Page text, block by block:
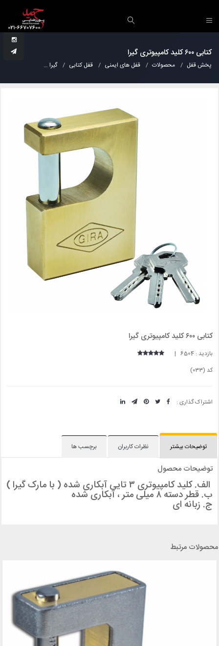
کتابی ۶۰۰ کلید کامپیوتری گیرا
پخش قفل محصولات قفل های ایمنی قفل کتابی گیرا
کتابی ۶۰۰ کلید کامپیوتری گیرا
بازدید : 6504 |
کد (۰۳۳)
اشتراک گذاری :
توضیحات بیشتر نظرات کاربران برچسب ها
توضیحات محصول
الف. کلید کامپیوتری ۳ تایی آبکاری شده ( با مارک گیرا )
ب. قطر دسته ۸ میلی متر ، آبکاری شده
ج. زبانه ای
محصولات مرتبط